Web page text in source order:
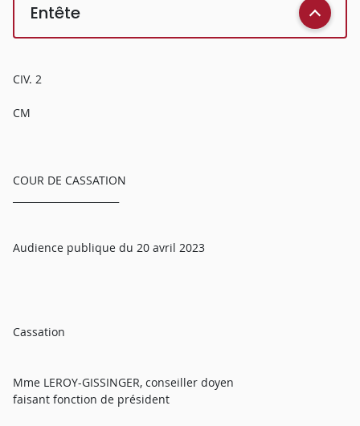
Entête
CIV. 2
CM
COUR DE CASSATION
Audience publique du 20 avril 2023
Cassation
Mme LEROY-GISSINGER, conseiller doyen
faisant fonction de président